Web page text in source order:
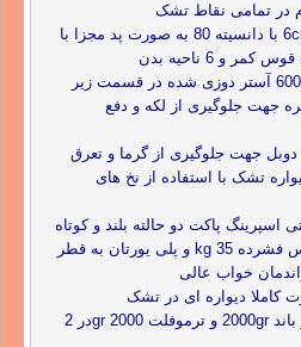
در تمامی نقاط تشک
3) مموری فوم حالت پذیر 6cm با دانسیته 80 به صورت پد مجزا با
4) استفاده از لایه فشرده 600gr آستر دوزی شده در قسمت زیر
جهت جلوگیری از لکه و دفع
تشک با استفاده از نخ های
8) استفاده از فوم یورولوکلس فشرده 35 kg و پلی یورتان به قطر
10) لایه تقسیم فشار و ترمو باند 2000gr و ترموفلت 2000 grدر 2